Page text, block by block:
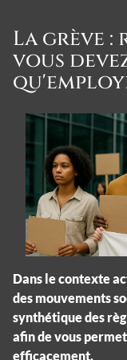
La grève :
vous
Dans le contexte
des mouvements
synthétique des
afin de vous
efficacement.